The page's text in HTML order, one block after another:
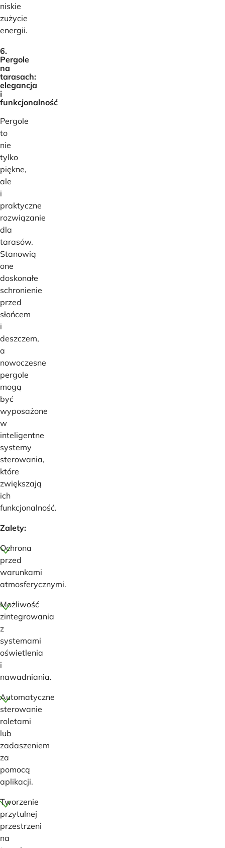
niskie
zużycie
energii.
6.
Pergole
na
tarasach:
elegancja
i
funkcjonalność
Pergole
to
nie
tylko
piękne,
ale
i
praktyczne
rozwiązanie
dla
tarasów.
Stanowią
one
doskonałe
schronienie
przed
słońcem
i
deszczem,
a
nowoczesne
pergole
mogą
być
wyposażone
w
inteligentne
systemy
sterowania,
które
zwiększają
ich
funkcjonalność.
Zalety:
Ochrona
przed
warunkami
atmosferycznymi.
Możliwość
zintegrowania
z
systemami
oświetlenia
i
nawadniania.
Automatyczne
sterowanie
roletami
lub
zadaszeniem
za
pomocą
aplikacji.
Tworzenie
przytulnej
przestrzeni
na